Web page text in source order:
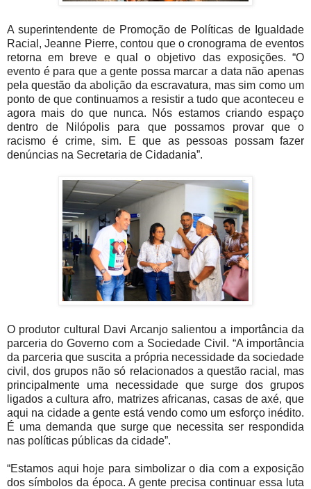
A superintendente de Promoção de Políticas de Igualdade
Racial, Jeanne Pierre, contou que o cronograma de eventos
retorna em breve e qual o objetivo das exposições. “O
evento é para que a gente possa marcar a data não apenas
pela questão da abolição da escravatura, mas sim como um
ponto de que continuamos a resistir a tudo que aconteceu e
agora mais do que nunca. Nós estamos criando espaço
dentro de Nilópolis para que possamos provar que o
racismo é crime, sim. E que as pessoas possam fazer
denúncias na Secretaria de Cidadania”.
O produtor cultural Davi Arcanjo salientou a importância da
parceria do Governo com a Sociedade Civil. “A importância
da parceria que suscita a própria necessidade da sociedade
civil, dos grupos não só relacionados a questão racial, mas
principalmente uma necessidade que surge dos grupos
ligados a cultura afro, matrizes africanas, casas de axé, que
aqui na cidade a gente está vendo como um esforço inédito.
É uma demanda que surge que necessita ser respondida
nas políticas públicas da cidade”.
“Estamos aqui hoje para simbolizar o dia com a exposição
dos símbolos da época. A gente precisa continuar essa luta